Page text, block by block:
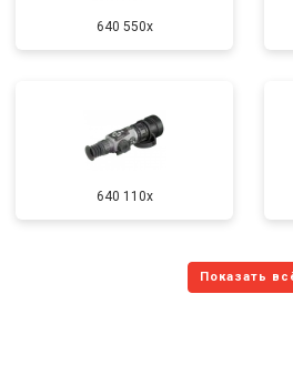
640 550x
640 110x